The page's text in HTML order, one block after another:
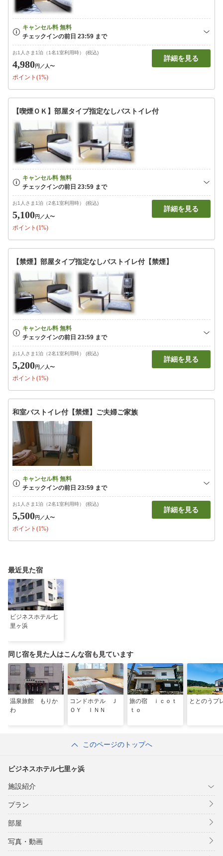
お1人さま1泊（1名1室利用時） (税込)
4,980円 ／人〜
ポイント(1%)
詳細を見る
【喫煙ＯＫ】部屋タイプ指定なしバストイレ付
お1人さま1泊（2名1室利用時） (税込)
5,100円 ／人〜
ポイント(1%)
詳細を見る
【禁煙】部屋タイプ指定なしバストイレ付【禁煙】
お1人さま1泊（2名1室利用時） (税込)
5,200円 ／人〜
ポイント(1%)
詳細を見る
和室バストイレ付【禁煙】ご夫婦ご家族
お1人さま1泊（2名1室利用時） (税込)
5,500円 ／人〜
ポイント(1%)
詳細を見る
最近見た宿
ビジネスホテル七
里ヶ浜
同じ宿を見た人はこんな宿も見ています
温泉旅館 もりか
わ
コンドホテル Ｊ
ＯＹ ＩＮＮ
旅の宿 ｉｃｏｔ
ｔｏ
ととのうプ
このページのトップへ
ビジネスホテル七里ヶ浜
施設紹介
プラン
部屋
写真・動画